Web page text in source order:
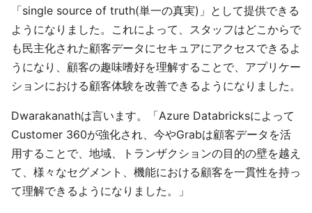
「single source of truth(単一の真実)」として提供できる
ようになりました。これによって、スタッフはどこからで
も民主化された顧客データにセキュアにアクセスできるよ
うになり、顧客の趣味嗜好を理解することで、アプリケー
ションにおける顧客体験を改善できるようになりました。
Dwarakanathは言います。「Azure Databricksによって
Customer 360が強化され、今やGrabは顧客データを活
用することで、地域、トランザクションの目的の壁を越え
て、様々なセグメント、機能における顧客を一貫性を持っ
て理解できるようになりました。」